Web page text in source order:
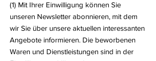
(1) Mit Ihrer Einwilligung können Sie
unseren Newsletter abonnieren, mit dem
wir Sie über unsere aktuellen interessanten
Angebote informieren. Die beworbenen
Waren und Dienstleistungen sind in der